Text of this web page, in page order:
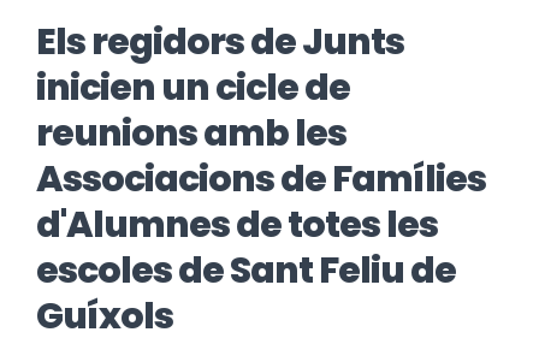
Els regidors de Junts
inicien un cicle de
reunions amb les
Associacions de Famílies
d'Alumnes de totes les
escoles de Sant Feliu de
Guíxols